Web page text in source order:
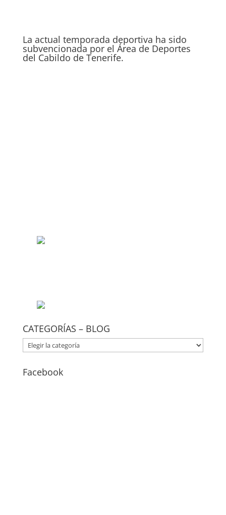
La actual temporada deportiva ha sido
subvencionada por el Área de Deportes
del Cabildo de Tenerife.
CATEGORÍAS – BLOG
CATEGORÍAS
–
Facebook